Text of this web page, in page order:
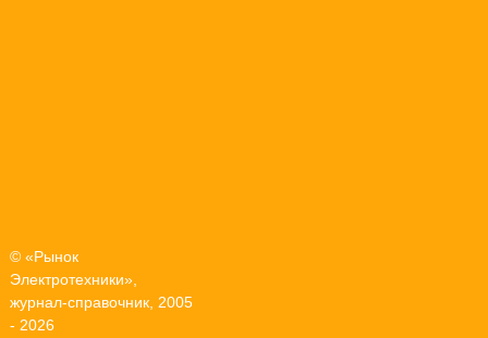
© «Рынок
Электротехники»,
журнал-справочник, 2005
- 2026